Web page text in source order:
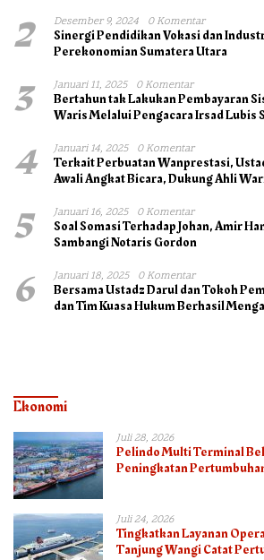
2 Desember 9, 2024 0 Komentar
Sinergi Pendidikan Vokasi dan
Perekonomian Sumatera Utara
3 Januari 11, 2025 0 Komentar
Bertahun tak Lakukan Pembayaran
Waris Melalui Pengacara Irsad Lubis
4 Januari 14, 2025 0 Komentar
Terkait Perbuatan Wanprestasi,
Awali Angkat Bicara, Dukung Ahli
5 Januari 16, 2025 0 Komentar
Soal Somasi Terhadap Johan, Amir
Sambangi Notaris Gordon
6 Januari 18, 2025 0 Komentar
Bersama Ustadz Darul dan Tokoh
dan Tim Kuasa Hukum Berhasil
Ekonomi
Juli 28, 2026
Pelindo Multi Terminal
Peningkatan
Juli 24, 2026
Tingkatkan Layanan
Tanjung Wangi Catat